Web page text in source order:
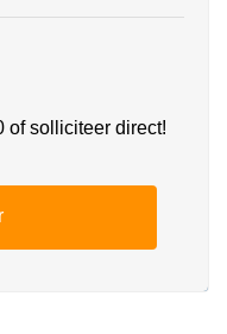
of solliciteer direct!